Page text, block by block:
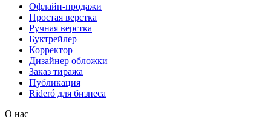
Офлайн-продажи
Простая верстка
Ручная верстка
Буктрейлер
Корректор
Дизайнер обложки
Заказ тиража
Публикация
Rideró для бизнеса
О нас